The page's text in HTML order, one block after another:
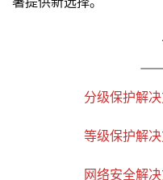
分级保护解
等级保护解
网络安全解